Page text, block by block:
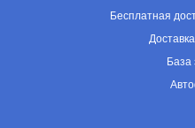
Бесплатная
База